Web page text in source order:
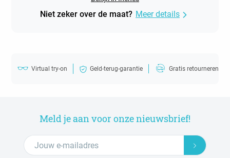
Niet zeker over de maat? Meer details
Virtual try-on Geld-terug-garantie Gratis retourneren
Meld je aan voor onze nieuwsbrief!